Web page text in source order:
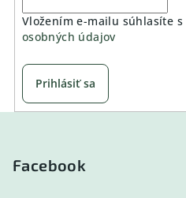
Vložením e-mailu súhlasíte s
osobných údajov
Prihlásiť sa
Facebook